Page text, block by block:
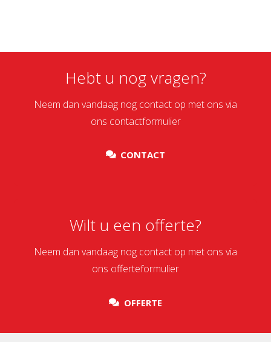
Wilms
Hebt u nog vragen?
Neem dan vandaag nog contact op met ons via
ons contactformulier
CONTACT
Wilt u een offerte?
Neem dan vandaag nog contact op met ons via
ons offerteformulier
OFFERTE